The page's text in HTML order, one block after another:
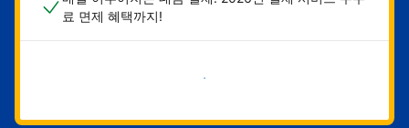
료 면제 혜택까지!
지금 시작하기